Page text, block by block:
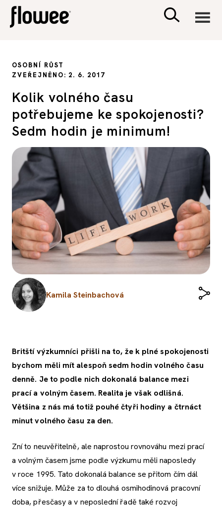
PSYCHOLOGIE
SEX A VZTAHY
PORADNA
OSOBNÍ RŮST
ZVEŘEJNĚNO: 2. 6. 2017
Kolik volného času
potřebujeme ke spokojenosti?
Sedm hodin je minimum!
Kamila Steinbachová
Britští výzkumníci přišli na to, že k plné spokojenosti
bychom měli mít alespoň sedm hodin volného času
denně. Je to podle nich dokonalá balance mezi
prací a volným časem. Realita je však odlišná.
Většina z nás má totiž pouhé čtyři hodiny a čtrnáct
minut volného času za den.
Zní to neuvěřitelně, ale naprostou rovnováhu mezi prací
a volným časem jsme podle výzkumu měli naposledy
v roce 1995. Tato dokonalá balance se přitom čím dál
více snižuje. Může za to dlouhá osmihodinová pracovní
doba, přesčasy a v neposlední řadě také rozvoj